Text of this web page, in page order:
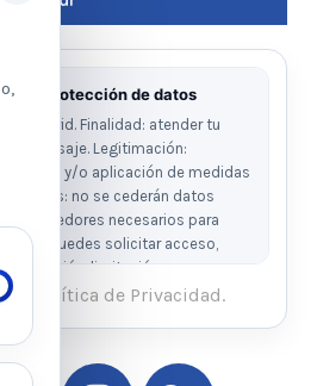
protección de datos
Madrid. Finalidad: atender tu
tu mensaje. Legitimación:
y/o aplicación de medidas
no se cederán datos
proveedores necesarios para
puedes solicitar acceso,
oposición, limitación y
al email legal indicado.
Ver Política de Cookies
la Política de Privacidad.